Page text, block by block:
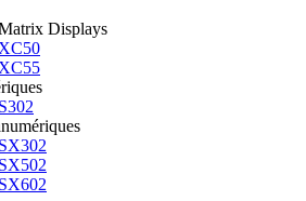
Displays